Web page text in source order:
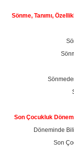
Sönme, Tanımı,
Son Çocukluk
Döneminde
Son